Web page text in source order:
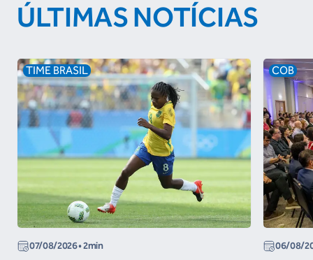
ÚLTIMAS NOTÍCIAS
TIME BRASIL
07/08/2026• 2min
COB
06/08/